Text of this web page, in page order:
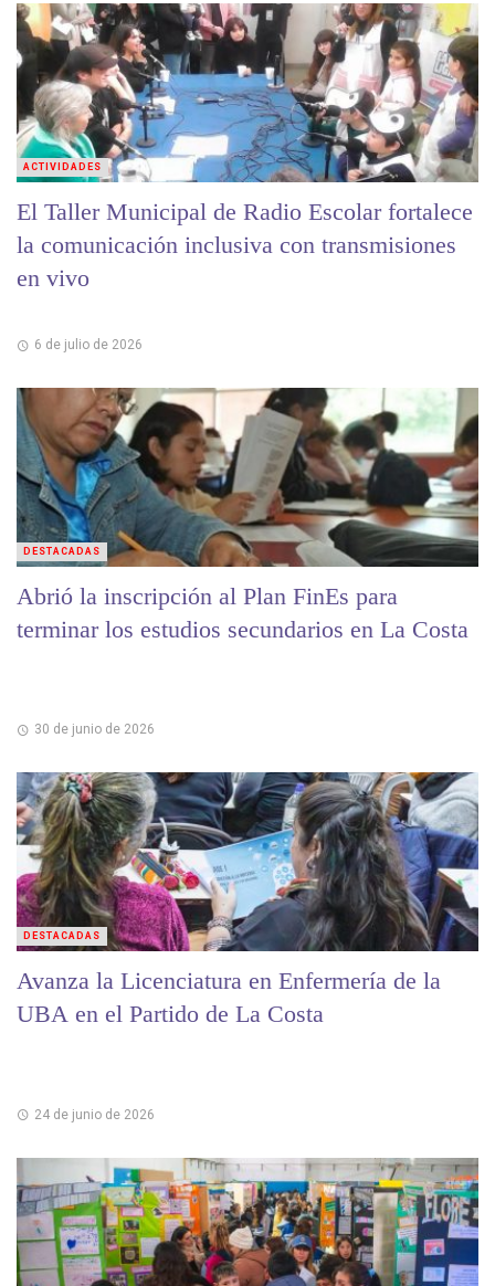
El Taller Municipal de Radio Escolar fortalece
la comunicación inclusiva con transmisiones
en vivo
6 de julio de 2026
ACTIVIDADES
Abrió la inscripción al Plan FinEs para
terminar los estudios secundarios en La Costa
30 de junio de 2026
DESTACADAS
Avanza la Licenciatura en Enfermería de la
UBA en el Partido de La Costa
24 de junio de 2026
DESTACADAS